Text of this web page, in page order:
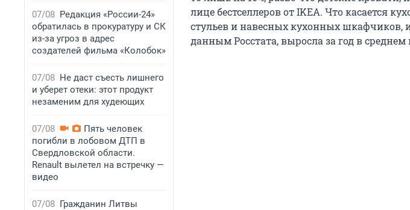
07/08 Редакция «России-24»
обратилась в прокуратуру и СК
из-за угроз в адрес
создателей фильма «Колобок»
07/08 Не даст съесть лишнего
и уберет отеки: этот продукт
незаменим для худеющих
07/08
Пять человек
погибли в лобовом ДТП в
Свердловской области.
Renault вылетел на встречку —
видео
07/08 Гражданин Литвы
лице бестселлеров от IKEA. Что касается
стульев и навесных кухонных шкафчиков,
данным Росстата, выросла за год в среднем